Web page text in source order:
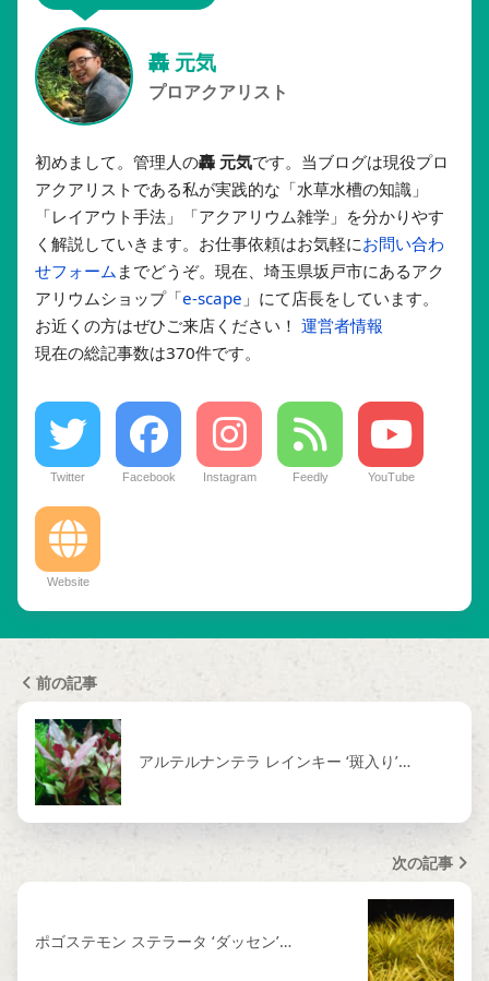
轟 元気
プロアクアリスト
初めまして。管理人の轟 元気です。当ブログは現役プロ
アクアリストである私が実践的な「水草水槽の知識」
「レイアウト手法」「アクアリウム雑学」を分かりやす
く解説していきます。お仕事依頼はお気軽にお問い合わ
せフォーム までどうぞ。現在、埼玉県坂戸市にあるアク
アリウムショップ「e-scape 」にて店長をしています。
お近くの方はぜひご来店ください！ 運営者情報
現在の総記事数は370件です。
Twitter Facebook Instagram Feedly YouTube
Website
前の記事
アルテルナンテラ レインキー ‘斑入り’…
次の記事
ポゴステモン ステラータ ‘ダッセン’…